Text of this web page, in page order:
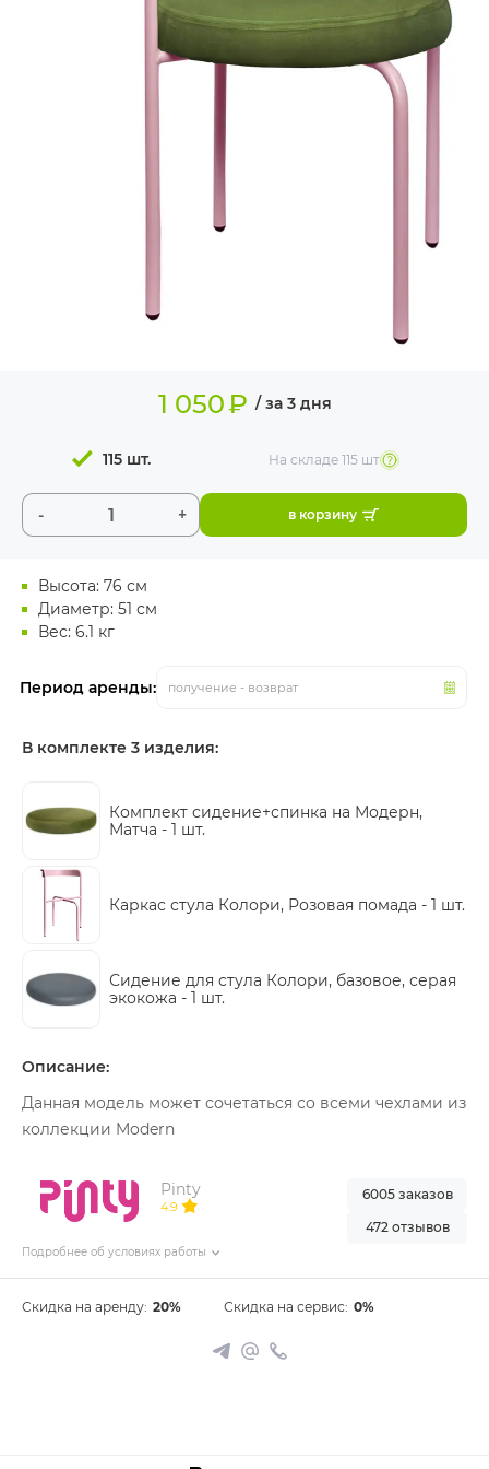
Высота: 76 см
Диаметр: 51 см
Вес: 6.1 кг
Период аренды: получение - возврат
1 050₽ / за 3 дня
- +
115 шт. На складе 115 шт
в корзину
В комплекте 3 изделия:
Комплект сидение+спинка на Модерн,
Матча - 1 шт.
Каркас стула Колори, Розовая помада - 1 шт.
Сидение для стула Колори, базовое, серая
экокожа - 1 шт.
Описание:
Данная модель может сочетаться со всеми чехлами из
коллекции Modern
Pinty
4.9
Подробнее об условиях работы
6005 заказов
472 отзывов
Скидка на аренду: 20% Скидка на сервис: 0%